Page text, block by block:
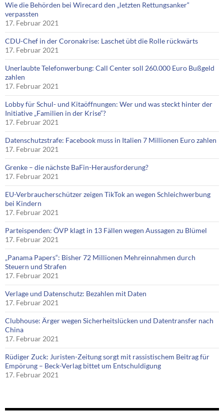
Wie die Behörden bei Wirecard den „letzten Rettungsanker“
verpassten
17. Februar 2021
CDU-Chef in der Coronakrise: Laschet übt die Rolle rückwärts
17. Februar 2021
Unerlaubte Telefonwerbung: Call Center soll 260.000 Euro Bußgeld
zahlen
17. Februar 2021
Lobby für Schul- und Kitaöffnungen: Wer und was steckt hinter der
Initiative „Familien in der Krise“?
17. Februar 2021
Datenschutzstrafe: Facebook muss in Italien 7 Millionen Euro zahlen
17. Februar 2021
Grenke – die nächste BaFin-Herausforderung?
17. Februar 2021
EU-Verbraucherschützer zeigen TikTok an wegen Schleichwerbung
bei Kindern
17. Februar 2021
Parteispenden: ÖVP klagt in 13 Fällen wegen Aussagen zu Blümel
17. Februar 2021
„Panama Papers“: Bisher 72 Millionen Mehreinnahmen durch
Steuern und Strafen
17. Februar 2021
Verlage und Datenschutz: Bezahlen mit Daten
17. Februar 2021
Clubhouse: Ärger wegen Sicherheitslücken und Datentransfer nach
China
17. Februar 2021
Rüdiger Zuck: Juristen-Zeitung sorgt mit rassistischem Beitrag für
Empörung – Beck-Verlag bittet um Entschuldigung
17. Februar 2021